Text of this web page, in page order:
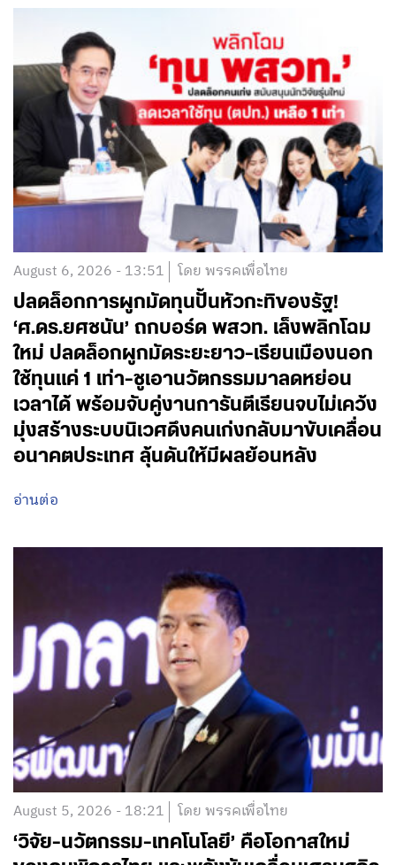
August 6, 2026 - 13:51 โดย พรรคเพื่อไทย
ปลดล็อกการผูกมัดทุนปั้นหัวกะทิของรัฐ!
‘ศ.ดร.ยศชนัน’ ถกบอร์ด พสวท. เล็งพลิกโฉม
ใหม่ ปลดล็อกผูกมัดระยะยาว-เรียนเมืองนอก
ใช้ทุนแค่ 1 เท่า-ชูเอานวัตกรรมมาลดหย่อน
เวลาได้ พร้อมจับคู่งานการันตีเรียนจบไม่เคว้ง
มุ่งสร้างระบบนิเวศดึงคนเก่งกลับมาขับเคลื่อน
อนาคตประเทศ ลุ้นดันให้มีผลย้อนหลัง
อ่านต่อ
August 5, 2026 - 18:21 โดย พรรคเพื่อไทย
‘วิจัย-นวัตกรรม-เทคโนโลยี’ คือโอกาสใหม่